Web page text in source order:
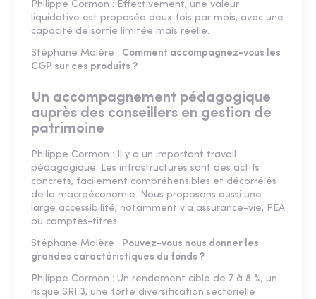
Philippe Cormon : Effectivement, une valeur
liquidative est proposée deux fois par mois, avec une
capacité de sortie limitée mais réelle.
Stéphane Molère : Comment accompagnez-vous les
CGP sur ces produits ?
Un accompagnement pédagogique
auprès des conseillers en gestion de
patrimoine
Philippe Cormon : Il y a un important travail
pédagogique. Les infrastructures sont des actifs
concrets, facilement compréhensibles et décorrélés
de la macroéconomie. Nous proposons aussi une
large accessibilité, notamment via assurance-vie, PEA
ou comptes-titres.
Stéphane Molère : Pouvez-vous nous donner les
grandes caractéristiques du fonds ?
Philippe Cormon : Un rendement cible de 7 à 8 %, un
risque SRI 3, une forte diversification sectorielle